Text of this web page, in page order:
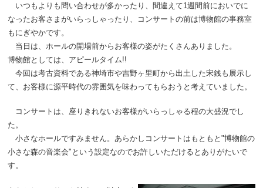
いつもよりも問い合わせが多かったり、間違えて1週間前においでに
なったお客さまがいらっしゃったり、コンサートの前は博物館の事務室
もにぎやかです。
当日は、ホールの開場前からお客様の姿がたくさんありました。
博物館としては、アピールタイム!!
今回は考古資料である神埼市や吉野ヶ里町から出土した宋銭も展示し
て、お客様に源平時代の雰囲気を味わってもらおうと考えていました。
コンサートは、座りきれないお客様がいらっしゃる程の大盛況でし
た。
小さなホールですみません。あらかしコンサートはもともと"博物館の
小さな森の音楽会"という設定なのでお許しいただけるとありがたいで
す。